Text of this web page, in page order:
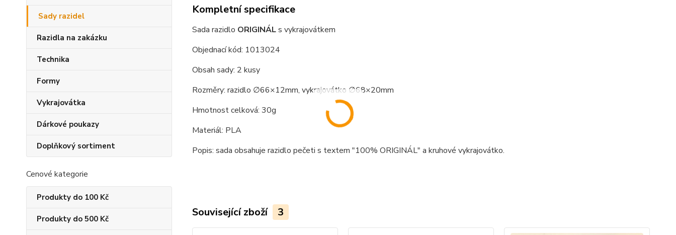
Sady razidel
Razidla na zakázku
Technika
Formy
Vykrajovátka
Dárkové poukazy
Doplňkový sortiment
Cenové kategorie
Produkty do 100 Kč
Produkty do 500 Kč
Kompletní specifikace
Sada razidlo ORIGINÁLs vykrajovátkem
Objednací kód: 1013024
Obsah sady: 2 kusy
Rozměry: razidlo ∅66×12mm, vykrajovátko ∅68×20mm
Hmotnost celková: 30g
Materiál: PLA
Popis: sada obsahuje razidlo pečeti s textem "100% ORIGINÁL" a kruhové vykrajovátko.
Související zboží 3